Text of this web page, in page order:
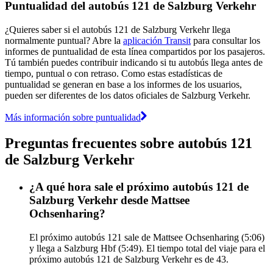
Puntualidad del autobús 121 de Salzburg Verkehr
¿Quieres saber si el autobús 121 de Salzburg Verkehr llega
normalmente puntual? Abre la aplicación Transit para consultar los
informes de puntualidad de esta línea compartidos por los pasajeros.
Tú también puedes contribuir indicando si tu autobús llega antes de
tiempo, puntual o con retraso. Como estas estadísticas de
puntualidad se generan en base a los informes de los usuarios,
pueden ser diferentes de los datos oficiales de Salzburg Verkehr.
Más información sobre puntualidad
Preguntas frecuentes sobre autobús 121
de Salzburg Verkehr
¿A qué hora sale el próximo autobús 121 de
Salzburg Verkehr desde Mattsee
Ochsenharing?
El próximo autobús 121 sale de Mattsee Ochsenharing (5:06)
y llega a Salzburg Hbf (5:49). El tiempo total del viaje para el
próximo autobús 121 de Salzburg Verkehr es de 43.